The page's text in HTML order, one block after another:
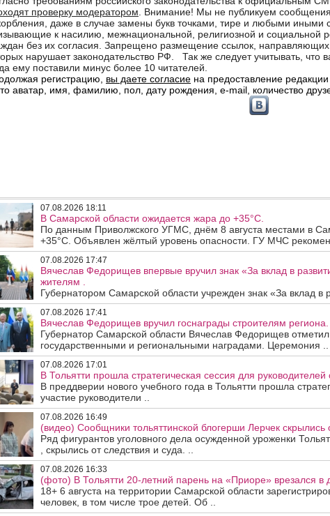
07.08.2026 18:11
В Самарской области ожидается жара до +35°C.
По данным Приволжского УГМС, днём 8 августа местами в
+35°C. Объявлен жёлтый уровень опасности. ГУ МЧС
07.08.2026 17:47
Вячеслав Федорищев впервые вручил знак «За вклад в
жителям .
Губернатором Самарской области учрежден знак «За вклад в
07.08.2026 17:41
Вячеслав Федорищев вручил госнаграды строителям региона.
Губернатор Самарской области Вячеслав Федорищев
государственными и региональными наградами. Церемония ..
07.08.2026 17:01
В Тольятти прошла стратегическая сессия для
В преддверии нового учебного года в Тольятти прошла
участие руководители ..
07.08.2026 16:49
(видео) Сообщники тольяттинской блогерши Лерчек скрылись
Ряд фигурантов уголовного дела осужденной уроженки
, скрылись от следствия и суда. ..
07.08.2026 16:33
(фото) В Тольятти 20-летний парень на «Приоре» врезался в
18+ 6 августа на территории Самарской области
человек, в том числе трое детей. Об ..